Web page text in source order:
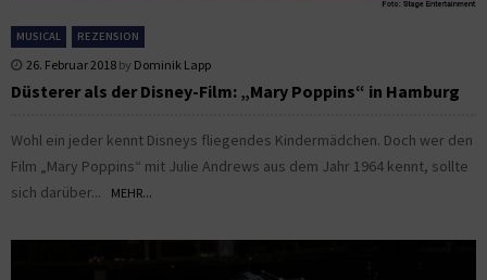
MUSICAL REZENSION
26. Februar 2018 by Dominik Lapp
Düsterer als der Disney-Film: „Mary Poppins“ in Hamburg
Wohl ein jeder kennt Disneys fliegendes Kindermädchen. Doch wer den
Film „Mary Poppins“ mit Julie Andrews aus dem Jahr 1964 kennt, sollte
sich darüber...
MEHR...